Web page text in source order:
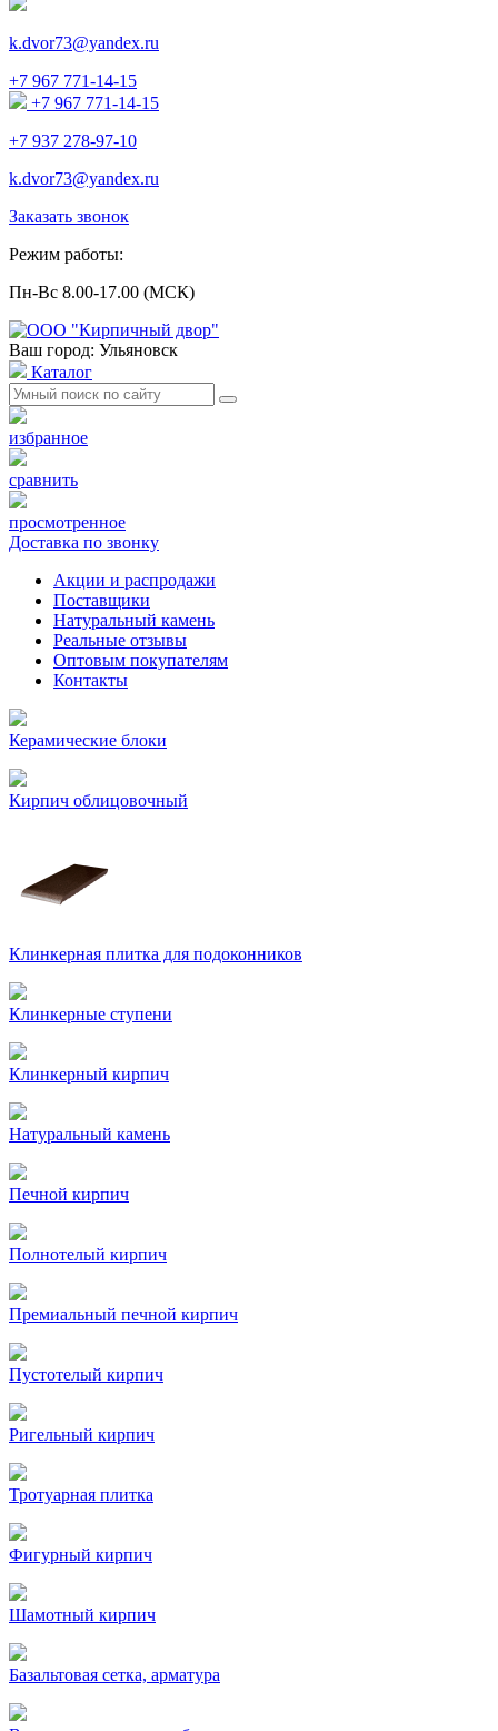
k.dvor73@yandex.ru
+7 967 771-14-15
+7 967 771-14-15
+7 937 278-97-10
k.dvor73@yandex.ru
Заказать звонок
Режим работы:
Пн-Вс 8.00-17.00 (МСК)
Ваш город: Ульяновск
Каталог
избранное
сравнить
просмотренное
Доставка по звонку
Акции и распродажи
Поставщики
Натуральный камень
Реальные отзывы
Оптовым покупателям
Контакты
Керамические блоки
Кирпич облицовочный
Клинкерная плитка для подоконников
Клинкерные ступени
Клинкерный кирпич
Натуральный камень
Печной кирпич
Полнотелый кирпич
Премиальный печной кирпич
Пустотелый кирпич
Ригельный кирпич
Тротуарная плитка
Фигурный кирпич
Шамотный кирпич
Базальтовая сетка, арматура